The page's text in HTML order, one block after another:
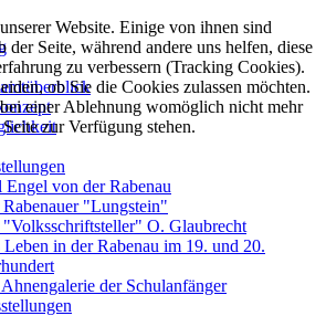
Engel von der Rabenau
"Lungstein"
O. Glaubrecht
Leben in der Rabenau im 19. und 20.
der Schulanfänger
Website. Einige von ihnen sind
der Seite, während andere uns helfen, diese
zu verbessern (Tracking Cookies).
ob Sie die Cookies zulassen möchten.
einer Ablehnung womöglich nicht mehr
zur Verfügung stehen.